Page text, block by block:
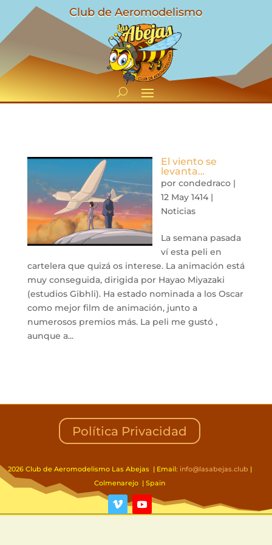
Club de Aeromodelismo
El viento se
levanta…
por condedraco|
12 May 1414|
Noticias
La semana pasada
ví esta peli en
cartelera que quizá os interese. La animación está
muy conseguida, dirigida por Hayao Miyazaki
(estudios Gibhli). Ha estado nominada a los Oscar
como mejor film de animación, junto a
numerosos premios más. La peli me gustó ,
aunque a...
Política Privacidad
2026 Club de Aeromodelismo Las Abejas | Email: info@lasabejas.club |
Colmenarejo | Spain